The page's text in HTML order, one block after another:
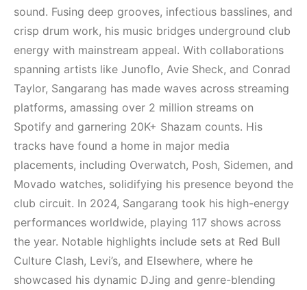
sound. Fusing deep grooves, infectious basslines, and
crisp drum work, his music bridges underground club
energy with mainstream appeal. With collaborations
spanning artists like Junoflo, Avie Sheck, and Conrad
Taylor, Sangarang has made waves across streaming
platforms, amassing over 2 million streams on
Spotify and garnering 20K+ Shazam counts. His
tracks have found a home in major media
placements, including Overwatch, Posh, Sidemen, and
Movado watches, solidifying his presence beyond the
club circuit. In 2024, Sangarang took his high-energy
performances worldwide, playing 117 shows across
the year. Notable highlights include sets at Red Bull
Culture Clash, Levi’s, and Elsewhere, where he
showcased his dynamic DJing and genre-blending